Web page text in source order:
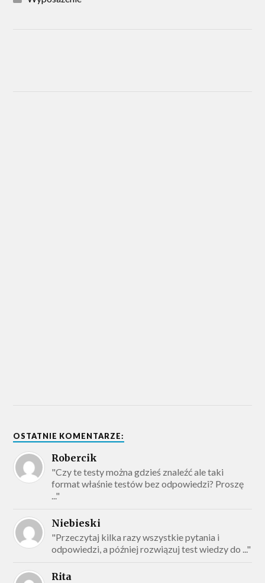
OSTATNIE KOMENTARZE:
Robercik
"Czy te testy można gdzieś znaleźć ale taki
format właśnie testów bez odpowiedzi? Proszę
..."
Niebieski
"Przeczytaj kilka razy wszystkie pytania i
odpowiedzi, a później rozwiązuj test wiedzy do ..."
Rita